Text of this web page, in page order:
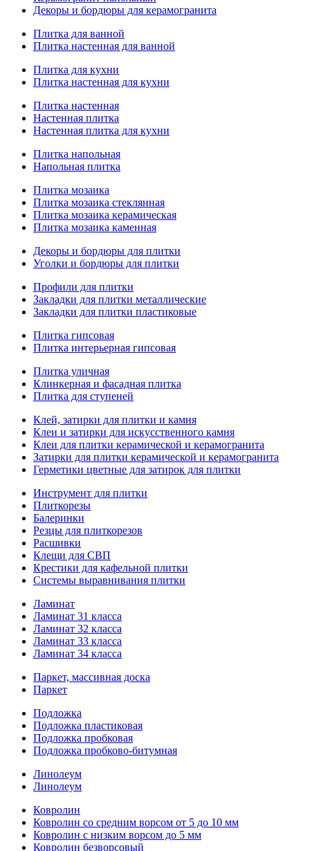
Декоры и бордюры для керамогранита
Плитка для ванной
Плитка настенная для ванной
Плитка для кухни
Плитка настенная для кухни
Плитка настенная
Настенная плитка
Настенная плитка для кухни
Плитка напольная
Напольная плитка
Плитка мозаика
Плитка мозаика стеклянная
Плитка мозаика керамическая
Плитка мозаика каменная
Декоры и бордюры для плитки
Уголки и бордюры для плитки
Профили для плитки
Закладки для плитки металлические
Закладки для плитки пластиковые
Плитка гипсовая
Плитка интерьерная гипсовая
Плитка уличная
Клинкерная и фасадная плитка
Плитка для ступеней
Клей, затирки для плитки и камня
Клеи и затирки для искусственного камня
Клеи для плитки керамической и керамогранита
Затирки для плитки керамической и керамогранита
Герметики цветные для затирок для плитки
Инструмент для плитки
Плиткорезы
Балеринки
Резцы для плиткорезов
Расшивки
Клещи для СВП
Крестики для кафельной плитки
Системы выравнивания плитки
Ламинат
Ламинат 31 класса
Ламинат 32 класса
Ламинат 33 класса
Ламинат 34 класса
Паркет, массивная доска
Паркет
Подложка
Подложка пластиковая
Подложка пробковая
Подложка пробково-битумная
Линолеум
Линолеум
Ковролин
Ковролин со средним ворсом от 5 до 10 мм
Ковролин с низким ворсом до 5 мм
Ковролин безворсовый